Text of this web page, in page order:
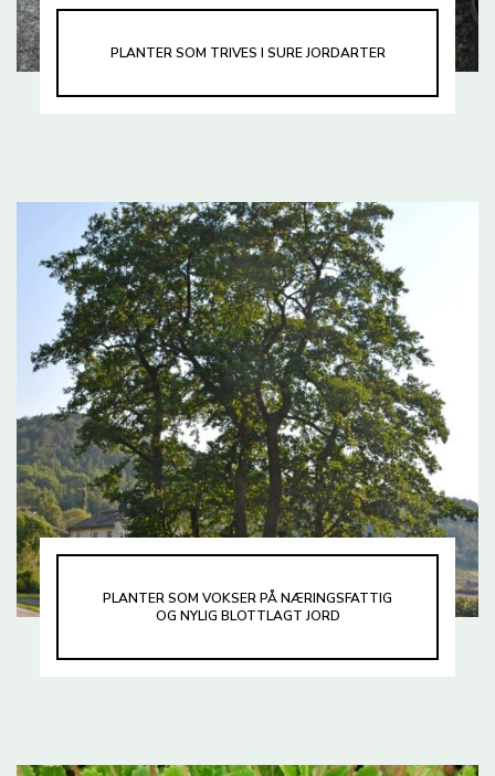
PLANTER SOM TRIVES I SURE JORDARTER
PLANTER SOM VOKSER PÅ NÆRINGSFATTIG
OG NYLIG BLOTTLAGT JORD